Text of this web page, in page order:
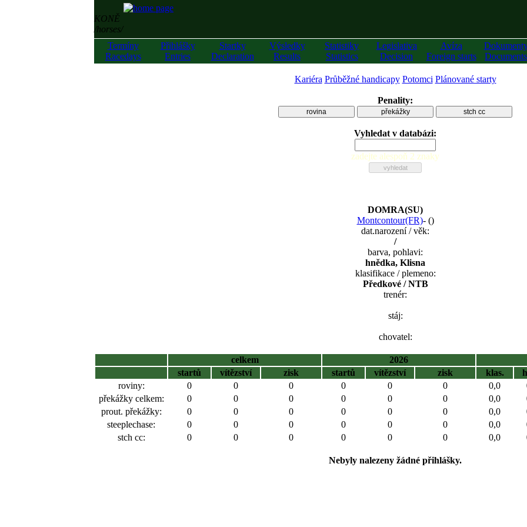
KONĚ
/horses/
Termíny
Racedays
Přihlášky
Entries
Startky
Declaration
Výsledky
Results
Statistiky
Statistics
Legislativa
Decision
Avíza
Foreign starts
Documents
Kariéra Průběžné handicapy Potomci Plánované starty
Penality:
rovina překážky stch cc
Vyhledat v databázi:
zadejte alespoň 2 znaky
DOMRA(SU)
Montcontour(FR)-()
dat.narození / věk:
/
barva, pohlavi:
hnědka, Klisna
klasifikace / plemeno:
Předkové / NTB
trenér:
stáj:
chovatel:
celkem
2026
startů
vítězství zisk startů vítězství zisk klas.
roviny:
0 0 0 0 0 0 0,0
překážky celkem:
0 0 0 0 0 0 0,0
prout. překážky:
0 0 0 0 0 0 0,0
steeplechase:
0 0 0 0 0 0 0,0
stch cc:
0 0 0 0 0 0 0,0
Nebyly nalezeny žádné přihlášky.